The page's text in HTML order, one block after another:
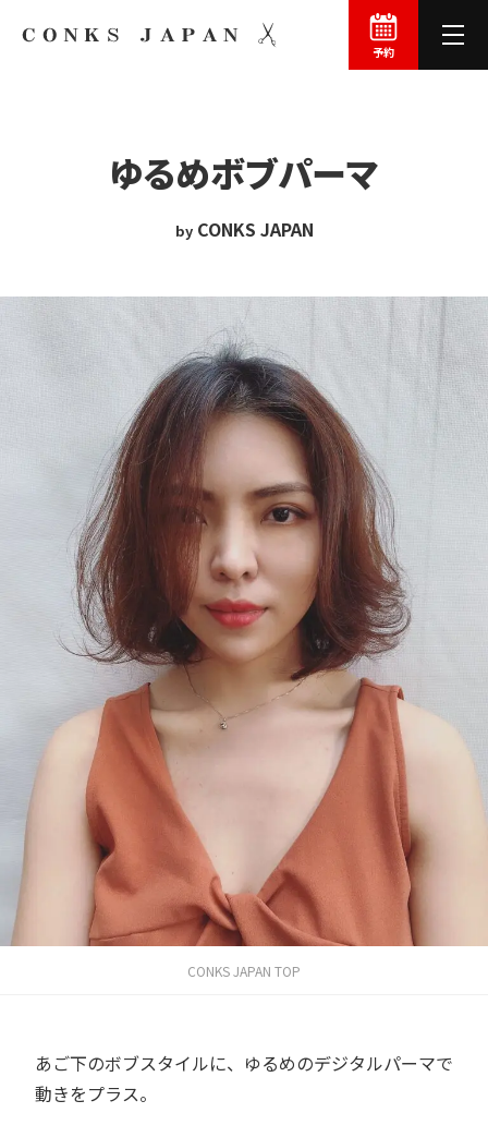
予約
ゆるめボブパーマ
byCONKS JAPAN
CONKS JAPAN TOP
あご下のボブスタイルに、ゆるめのデジタルパーマで
動きをプラス。